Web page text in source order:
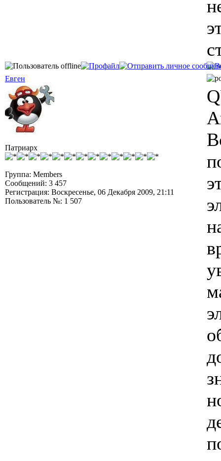
Евген
Патриарх
Группа: Members
Сообщений: 3 457
Регистрация: Воскресенье, 06 Декабря 2009, 21:11
Пользователь №: 1 507